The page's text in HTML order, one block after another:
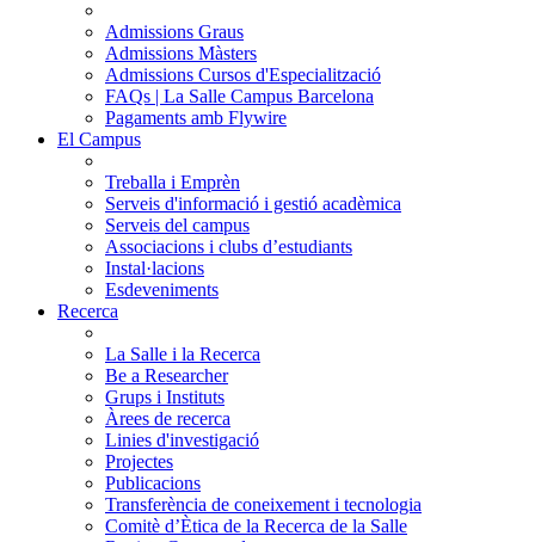
Admissions Graus
Admissions Màsters
Admissions Cursos d'Especialització
FAQs | La Salle Campus Barcelona
Pagaments amb Flywire
El Campus
Treballa i Emprèn
Serveis d'informació i gestió acadèmica
Serveis del campus
Associacions i clubs d’estudiants
Instal·lacions
Esdeveniments
Recerca
La Salle i la Recerca
Be a Researcher
Grups i Instituts
Àrees de recerca
Linies d'investigació
Projectes
Publicacions
Transferència de coneixement i tecnologia
Comitè d’Ètica de la Recerca de la Salle